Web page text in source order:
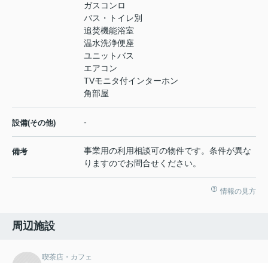
ガスコンロ
バス・トイレ別
追焚機能浴室
温水洗浄便座
ユニットバス
エアコン
TVモニタ付インターホン
角部屋
設備(その他) -
備考
事業用の利用相談可の物件です。条件が異な
りますのでお問合せください。
情報の見方
周辺施設
喫茶店・カフェ